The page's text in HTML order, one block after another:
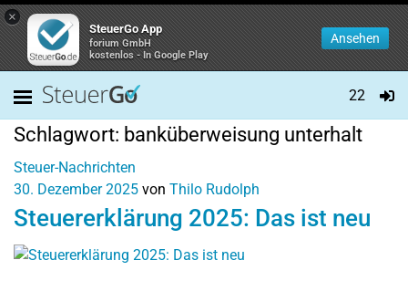
×
SteuerGo App
forium GmbH
kostenlos - In Google Play
Ansehen
22
Schlagwort: banküberweisung unterhalt
Steuer-Nachrichten
30. Dezember 2025 von Thilo Rudolph
Steuererklärung 2025: Das ist neu